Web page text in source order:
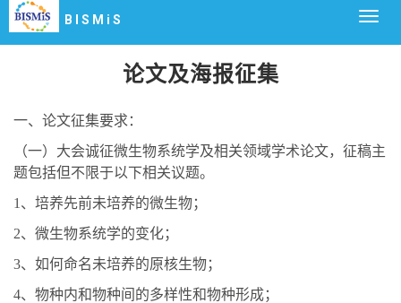
BISMiS
论文及海报征集
一、论文征集要求：
（一）大会诚征微生物系统学及相关领域学术论文，征稿主
题包括但不限于以下相关议题。
1 、培养先前未培养的微生物；
2、微生物系统学的变化；
3、如何命名未培养的原核生物；
4、物种内和物种间的多样性和物种形成；